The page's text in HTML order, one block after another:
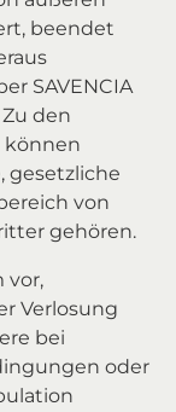
beendet
SAVENCIA
den
können
gesetzliche
von
gehören.
vor,
Verlosung
bei
oder